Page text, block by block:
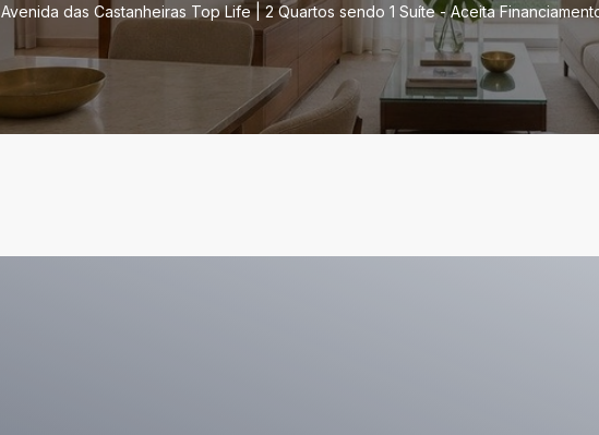
Avenida das Castanheiras Top Life | 2 Quartos sendo 1 Suíte - Aceita